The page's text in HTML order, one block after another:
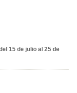
15 de julio al 25 de